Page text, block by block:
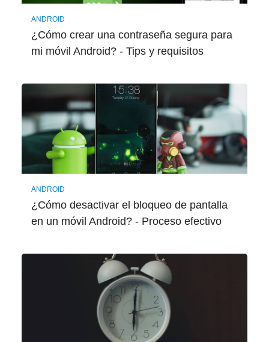
ANDROID
¿Cómo crear una contraseña segura para
mi móvil Android? - Tips y requisitos
ANDROID
¿Cómo desactivar el bloqueo de pantalla
en un móvil Android? - Proceso efectivo